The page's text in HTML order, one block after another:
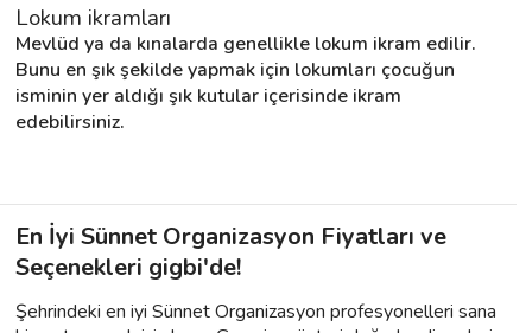
Lokum ikramları
Mevlüd ya da kınalarda genellikle lokum ikram edilir.
Bunu en şık şekilde yapmak için lokumları çocuğun
isminin yer aldığı şık kutular içerisinde ikram
edebilirsiniz.
En İyi Sünnet Organizasyon Fiyatları ve
Seçenekleri gigbi'de!
Şehrindeki en iyi Sünnet Organizasyon profesyonelleri sana